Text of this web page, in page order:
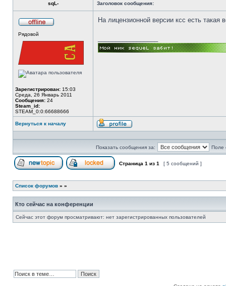
sqL- Заголовок сообщения:
сети
Рядовой
Зарегистрирован: 15:03
Среда, 26 Январь 2011
Сообщения: 24
Steam_id:
STEAM_0:0:66688666
На лицензионной версии ксс есть такая
Вернуться к началу
Профиль
Показать сообщения за: Поле
Страница 1 из 1 [ 5 сообщений ]
Список форумов » »
Кто сейчас на конференции
Сейчас этот форум просматривают: нет зарегистрированных пользователей